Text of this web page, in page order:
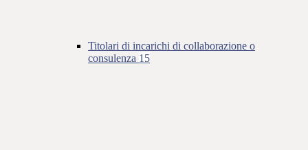
Titolari di incarichi di collaborazione o
consulenza 15